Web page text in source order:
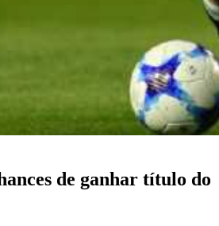
de ganhar título do